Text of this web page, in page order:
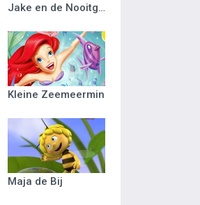
Jake en de Nooitgedacht Piraten
Kleine Zeemeermin
Maja de Bij